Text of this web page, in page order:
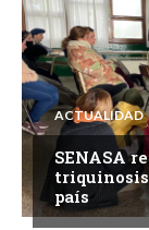
ACTUALIDAD
SENASA
triquinosis
país